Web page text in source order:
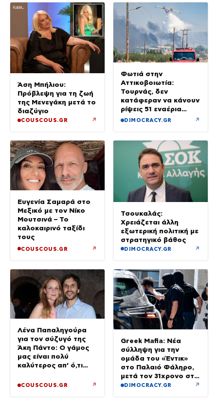
Άση Μπήλιου:
Πρόβλεψη για τη ζωή
της Μενεγάκη μετά το
διαζύγιο
COUSCOUS.GR ↗
Φωτιά στην
Αττικοβοιωτία:
Τουρνάς, δεν
κατάφεραν να κάνουν
ρίψεις 51 εναέρια
μέσα
DIMOCRACY.GR ↗
Ευγενία Σαμαρά στο
Μεξικό με τον Νίκο
Μουτσινά – Το
καλοκαιρινό ταξίδι
τους
COUSCOUS.GR ↗
Τσουκαλάς:
Χρειάζεται άλλη
εξωτερική πολιτική με
στρατηγικό βάθος
DIMOCRACY.GR ↗
Λένα Παπαληγούρα
για τον σύζυγό της
Άκη Πάντο: Ο γάμος
μας είναι πολύ
καλύτερος απ’ ό,τι
COUSCOUS.GR ↗
Greek Mafia: Νέα
σύλληψη για την
ομάδα του «Έντικ»
στο Παλαιό Φάληρο,
μετά τον 31χρονο στη
Γερμανία
DIMOCRACY.GR ↗